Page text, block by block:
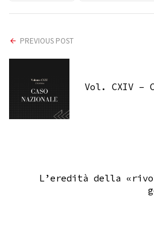
PREVIOUS POST
Vol. CXIV –
L’eredità della